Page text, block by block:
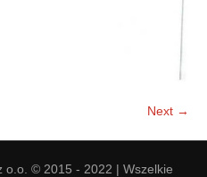
Next →
o.o. © 2015 - 2022 | Wszelkie